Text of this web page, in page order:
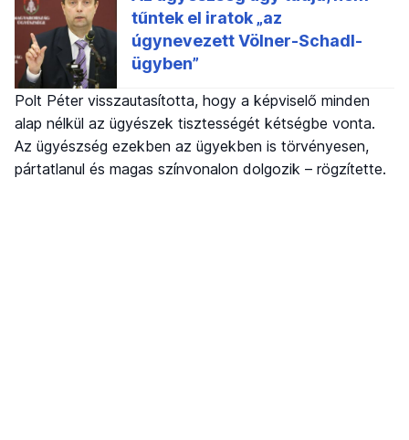
Polt Péter visszautasította, hogy a képviselő minden
alap nélkül az ügyészek tisztességét kétségbe vonta.
Az ügyészség ezekben az ügyekben is törvényesen,
pártatlanul és magas színvonalon dolgozik – rögzítette.